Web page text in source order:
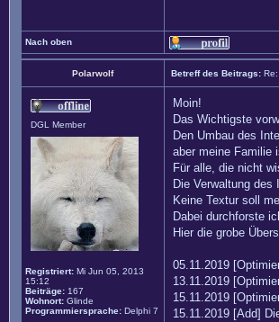
Nach oben
Polarwolf Betreff des Beitrags:
DGL Member
Registriert: Mi Jun 05, 2013
15:12
Beiträge: 167
Wohnort: Glinde
Programmiersprache: Delphi 7
Moin!
Das Wichtigste
Den Umbau des
aber meine Familie
Für alle, die nicht
Die Verwaltung
Keine Textur soll
Dabei durchforste
Hier die grobe
05.11.2019
13.11.2019
15.11.2019
15.11.2019 [Add]